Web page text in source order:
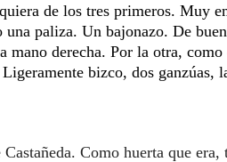
de los tres primeros. Muy
una paliza. Un bajonazo. De
derecha. Por la otra, como
bizco, dos ganzúas,
Como huerta que era,